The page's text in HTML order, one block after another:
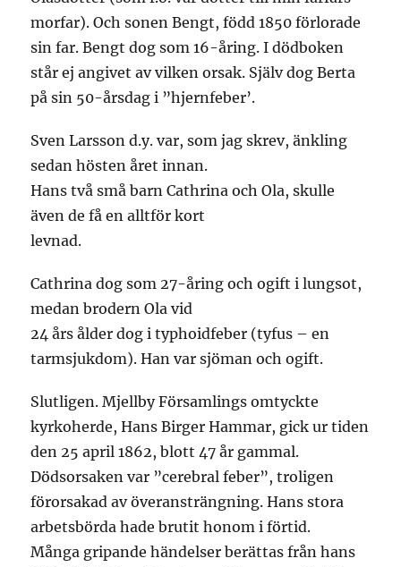
morfar). Och sonen Bengt, född 1850 förlorade
sin far. Bengt dog som 16-åring. I dödboken
står ej angivet av vilken orsak. Själv dog Berta
på sin 50-årsdag i ”hjernfeber’.
Sven Larsson d.y. var, som jag skrev, änkling
sedan hösten året innan.
Hans två små barn Cathrina och Ola, skulle
även de få en alltför kort
levnad.
Cathrina dog som 27-åring och ogift i lungsot,
medan brodern Ola vid
24 års ålder dog i typhoidfeber (tyfus – en
tarmsjukdom). Han var sjöman och ogift.
Slutligen. Mjellby Församlings omtyckte
kyrkoherde, Hans Birger Hammar, gick ur tiden
den 25 april 1862, blott 47 år gammal.
Dödsorsaken var ”cerebral feber”, troligen
förorsakad av överansträngning. Hans stora
arbetsbörda hade brutit honom i förtid.
Många gripande händelser berättas från hans